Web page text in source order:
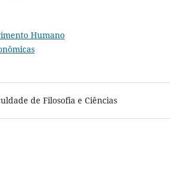
Humano
de Filosofia e Ciências